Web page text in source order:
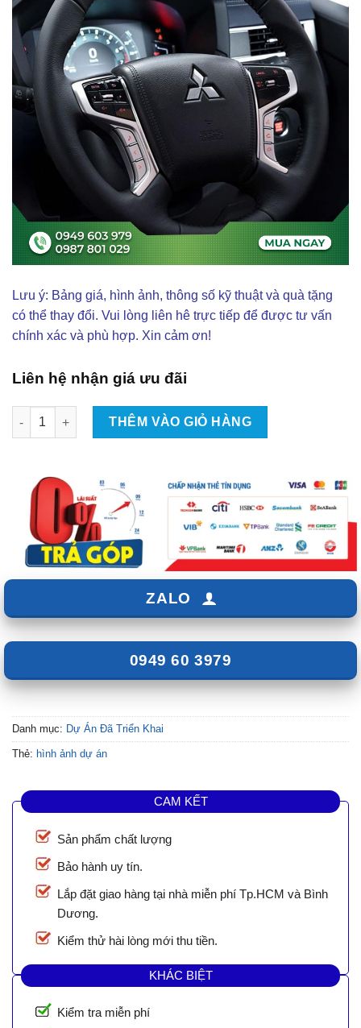
Lưu ý: Bảng giá, hình ảnh, thông số kỹ thuật và quà tặng
có thể thay đổi. Vui lòng liên hê trực tiếp để được tư vấn
chính xác và phù hợp. Xin cảm ơn!
Liên hệ nhận giá ưu đãi
Đồng Hồ Và Vô Lăng Xpander Cross 2023- Giá Từ 1tr số lượng
THÊM VÀO GIỎ HÀNG
ZALO
0949 60 3979
Danh mục: Dự Án Đã Triển Khai
Thẻ: hình ảnh dự án
CAM KẾT
Sản phẩm chất lượng
Bảo hành uy tín.
Lắp đặt giao hàng tại nhà miễn phí Tp.HCM và Bình
Dương.
Kiểm thử hài lòng mới thu tiền.
KHÁC BIỆT
Kiểm tra miễn phí